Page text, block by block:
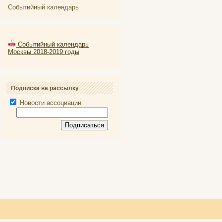
Событийный календарь
Событийный календарь
Москвы 2018-2019 годы
Подписка на рассылку
Новости ассоциации